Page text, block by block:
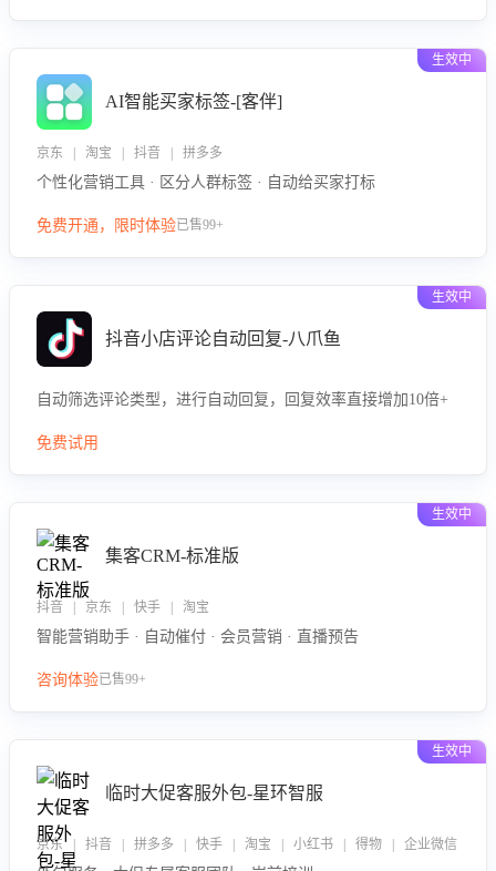
生效中
AI智能买家标签-[客伴]
京东 | 淘宝 | 抖音 | 拼多多
个性化营销工具 · 区分人群标签 · 自动给买家打标
免费开通，限时体验已售99+
生效中
抖音小店评论自动回复-八爪鱼
自动筛选评论类型，进行自动回复，回复效率直接增加10倍+
免费试用
生效中
集客CRM-标准版
抖音 | 京东 | 快手 | 淘宝
智能营销助手 · 自动催付 · 会员营销 · 直播预告
咨询体验已售99+
生效中
临时大促客服外包-星环智服
京东 | 抖音 | 拼多多 | 快手 | 淘宝 | 小红书 | 得物 | 企业微信